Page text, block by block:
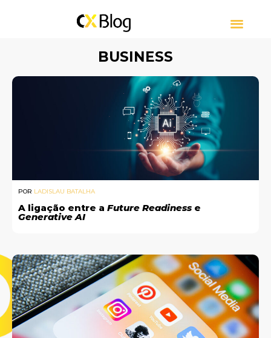
BUSINESS
POR LADISLAU BATALHA
A ligação entre a Future Readiness e
Generative AI